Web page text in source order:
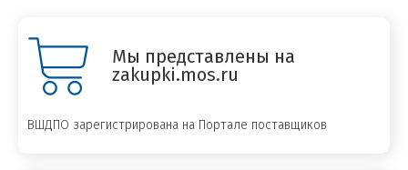
Мы представлены на
zakupki.mos.ru
ВШДПО зарегистрирована на Портале поставщиков